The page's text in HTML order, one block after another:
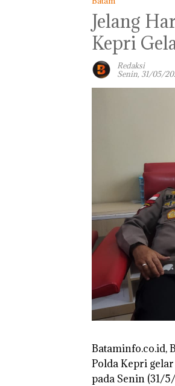
Jelang
Kepri
Redaksi
Senin, 31/05/
Bataminfo.co.id,
Polda Kepri
pada Senin (31/